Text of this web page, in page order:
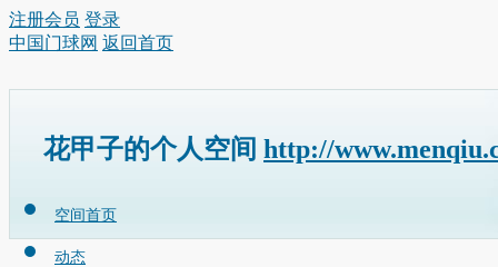
注册会员 登录
中国门球网 返回首页
花甲子的个人空间 http://
空间首页
动态